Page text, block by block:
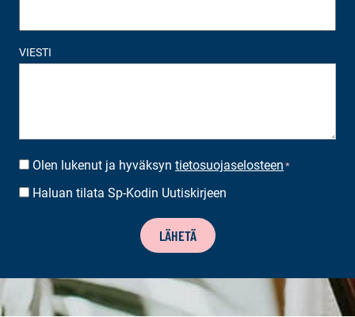
VIESTI
SUOSTUMUS*
Olen lukenut ja hyväksyn tietosuojaselosteen *
UUTISKIRJEEN
Haluan tilata Sp-Kodin Uutiskirjeen
LÄHETÄ